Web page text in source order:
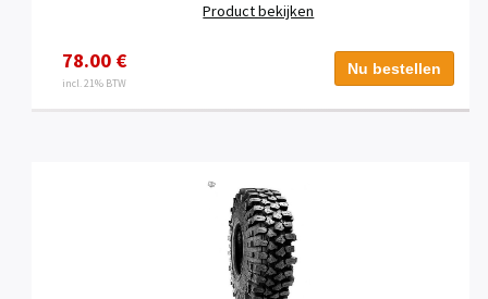
Product bekijken
78.00 €
incl. 21% BTW
Nu bestellen